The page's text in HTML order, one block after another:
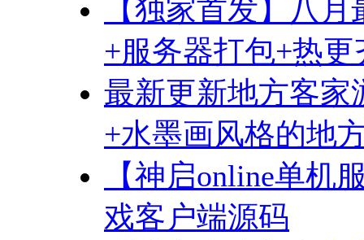
【独家首发】八
+服务器打包+热更
最新更新地方客家
+水墨画风格的地
【神启online单机
戏客户端源码